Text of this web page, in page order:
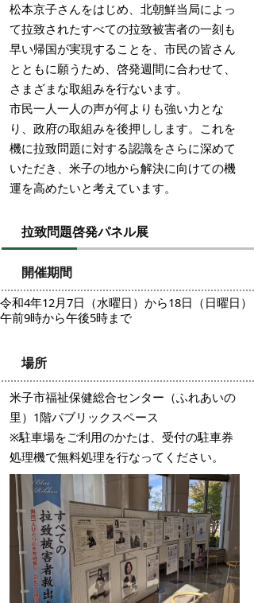
松本京子さんをはじめ、北朝鮮当局によっ
て拉致されたすべての拉致被害者の一刻も
早い帰国が実現することを、市民の皆さん
とともに願うため、啓発週間に合わせて、
さまざまな取組みを行ないます。
市民一人一人の声が何よりも強い力とな
り、政府の取組みを後押しします。これを
機に拉致問題に対する認識をさらに深めて
いただき、米子の地から解決に向けての機
運を高めたいと考えています。
拉致問題啓発パネル展
開催期間
令和4年12月7日（水曜日）から18日（日曜日）
午前9時から午後5時まで
場所
米子市福祉保健総合センター（ふれあいの
里）1階パブリックスペース
※駐車場をご利用のかたは、受付の駐車券
処理機で無料処理を行なってください。